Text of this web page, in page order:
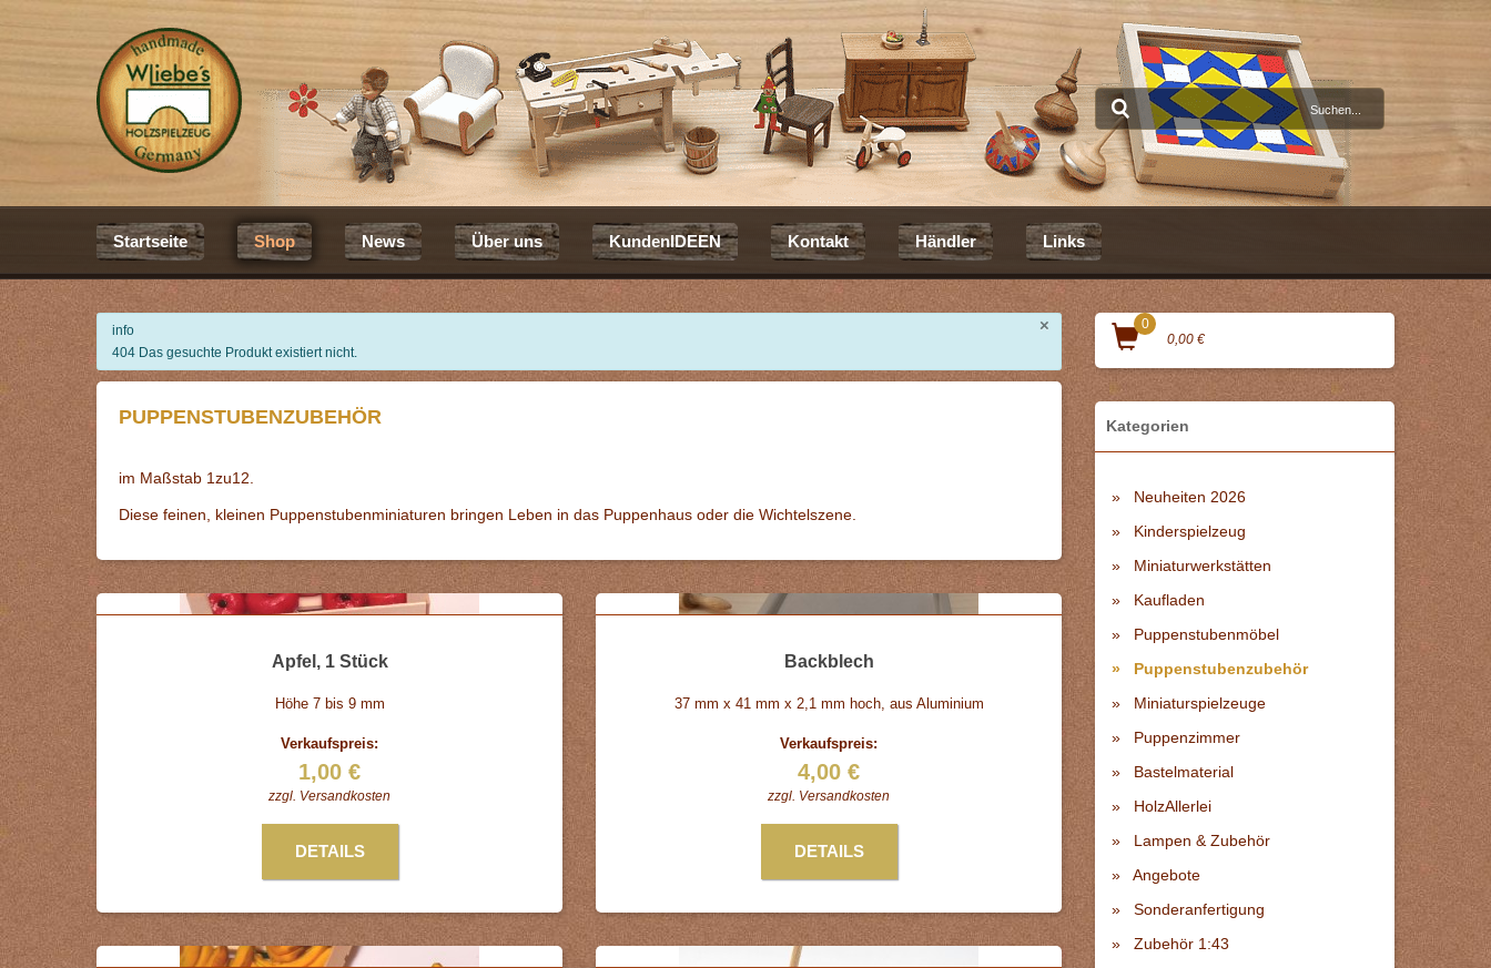
Startseite Shop News Über uns KundenIDEEN Kontakt Händler Links
×
info
404 Das gesuchte Produkt existiert nicht.
PUPPENSTUBENZUBEHÖR
im Maßstab 1zu12.
Diese feinen, kleinen Puppenstubenminiaturen bringen Leben in das Puppenhaus oder die Wichtelszene.
Apfel, 1 Stück
Höhe 7 bis 9 mm
Verkaufspreis:
1,00 €
zzgl. Versandkosten
DETAILS
Backblech
37 mm x 41 mm x 2,1 mm hoch, aus Aluminium
Verkaufspreis:
4,00 €
zzgl. Versandkosten
DETAILS
0
0,00 €
Kategorien
Neuheiten 2026
Kinderspielzeug
Miniaturwerkstätten
Kaufladen
Puppenstubenmöbel
Puppenstubenzubehör
Miniaturspielzeuge
Puppenzimmer
Bastelmaterial
HolzAllerlei
Lampen & Zubehör
Angebote
Sonderanfertigung
Zubehör 1:43